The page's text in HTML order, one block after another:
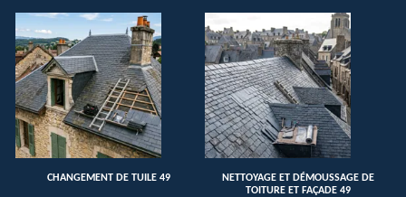
CHANGEMENT DE TUILE 49
NETTOYAGE ET DÉMOUSSAGE DE
TOITURE ET FAÇADE 49